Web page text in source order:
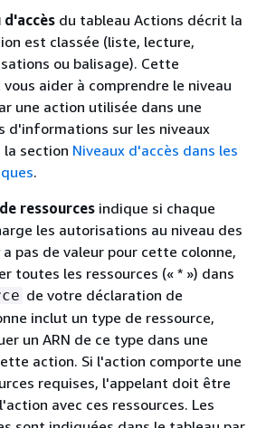
d'accès du tableau Actions décrit la
est classée (liste, lecture,
ou balisage). Cette
aider à comprendre le niveau
une action utilisée dans une
d'informations sur les niveaux
la section Niveaux d'accès dans les
.
ressources indique si chaque
les autorisations au niveau des
pas de valeur pour cette colonne,
toutes les ressources (« * ») dans
de votre déclaration de
inclut un type de ressource,
un ARN de ce type dans une
action. Si l'action comporte une
requises, l'appelant doit être
avec ces ressources. Les